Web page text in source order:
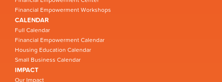
Financial Empowerment Workshops
CALENDAR
Full Calendar
Financial Empowerment Calendar
Housing Education Calendar
Small Business Calendar
IMPACT
Our Impact